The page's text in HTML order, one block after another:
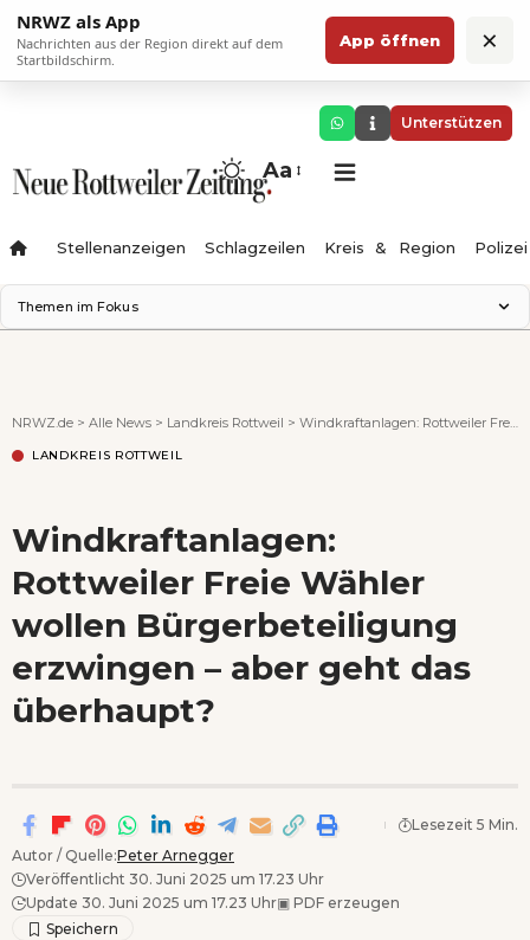
NRWZ als App
Nachrichten aus der Region direkt auf dem
Startbildschirm.
App öffnen ×
Unterstützen
Aa
Stellenanzeigen Schlagzeilen Kreis & Region Polizei
Themen im Fokus
Ferienzauber '26
Testturm
Wenn Orte erzählen ...
- Anzeige -
NRWZ.de > Alle News > Landkreis Rottweil > Windkraftanlagen: Rottweiler Freie Wähler wollen Bürgerbeteiligung erzwingen – aber geht das überhaupt?
LANDKREIS ROTTWEIL
Windkraftanlagen:
Rottweiler Freie Wähler
wollen Bürgerbeteiligung
erzwingen – aber geht das
überhaupt?
Autor / Quelle:Peter Arnegger
Veröffentlicht 30. Juni 2025 um 17.23 Uhr
Update 30. Juni 2025 um 17.23 Uhr▣ PDF erzeugen
Lesezeit 5 Min.